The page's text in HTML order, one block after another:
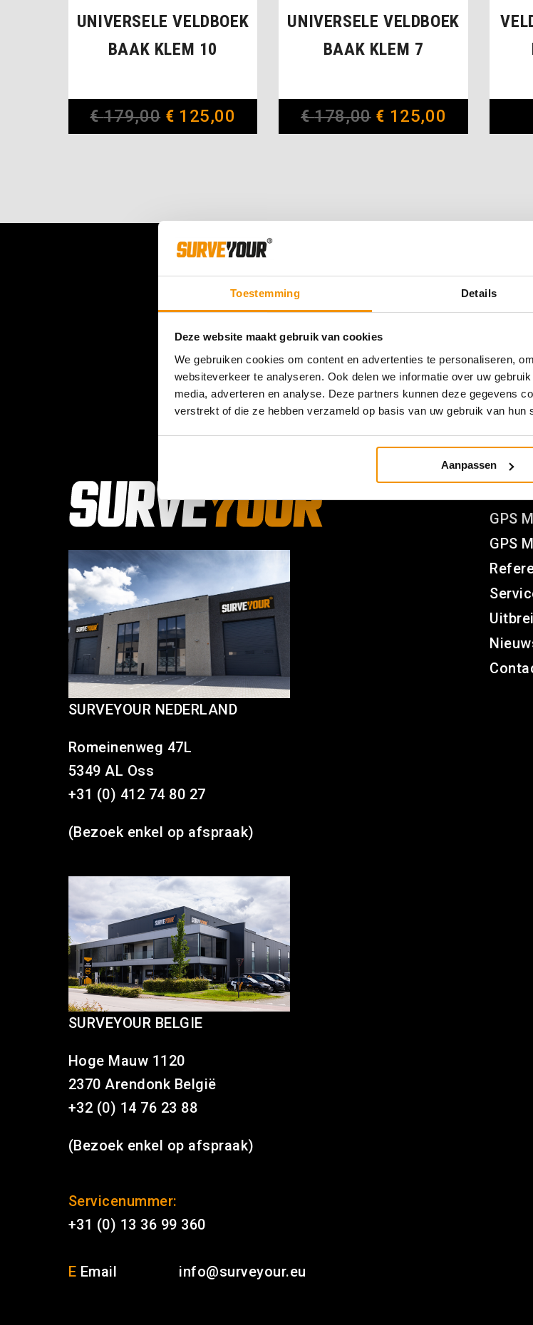
Toestemming Details
Deze website maakt gebruik van cookies
We gebruiken cookies om content en advertenties te personaliseren,
websiteverkeer te analyseren. Ook delen we informatie over uw
media, adverteren en analyse. Deze partners kunnen deze gegevens
verstrekt of die ze hebben verzameld op basis van uw gebruik van hun
Aanpassen
UNIVERSELE VELDBOEK
BAAK KLEM 10
€179,00 € 125,00
UNIVERSELE VELDBOEK
BAAK KLEM 7
€178,00€ 125,00
SURVEYOUR NEDERLAND
Romeinenweg 47L
5349 AL Oss
+31 (0) 412 74 80 27
(Bezoek enkel op afspraak)
SURVEYOUR BELGIE
Hoge Mauw 1120
2370 Arendonk België
+32 (0) 14 76 23 88
(Bezoek enkel op afspraak)
Servicenummer:
+31 (0) 13 36 99 360
E Email info@surveyour.eu
GPS
GPS